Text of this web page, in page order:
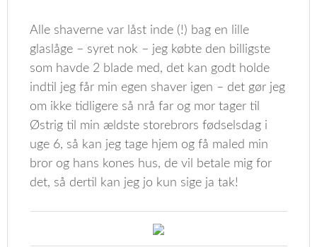
Alle shaverne var låst inde (!) bag en lille
glaslåge – syret nok – jeg købte den billigste
som havde 2 blade med, det kan godt holde
indtil jeg får min egen shaver igen – det gør jeg
om ikke tidligere så nrå far og mor tager til
Østrig til min ældste storebrors fødselsdag i
uge 6, så kan jeg tage hjem og få maled min
bror og hans kones hus, de vil betale mig for
det, så dertil kan jeg jo kun sige ja tak!